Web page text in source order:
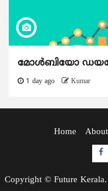
മോൾബിയോ
1 day ago Kumar
Home
Copyright © Future